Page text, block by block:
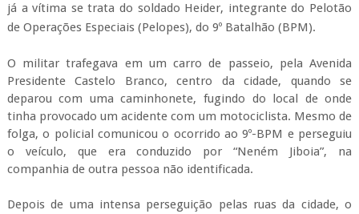
já a vítima se trata do soldado Heider, integrante do Pelotão
de Operações Especiais (Pelopes), do 9º Batalhão (BPM).
O militar trafegava em um carro de passeio, pela Avenida
Presidente Castelo Branco, centro da cidade, quando se
deparou com uma caminhonete, fugindo do local de onde
tinha provocado um acidente com um motociclista. Mesmo de
folga, o policial comunicou o ocorrido ao 9º-BPM e perseguiu
o veículo, que era conduzido por “Neném Jiboia”, na
companhia de outra pessoa não identificada.
Depois de uma intensa perseguição pelas ruas da cidade, o